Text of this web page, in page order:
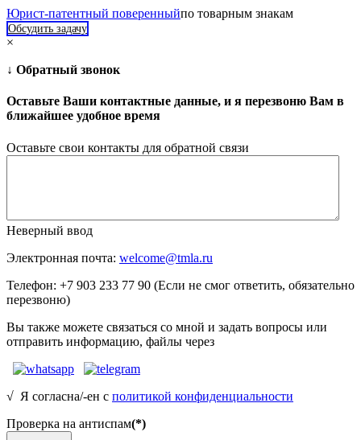
Юрист-патентный поверенныйпо товарным знакам
Обсудить задачу
×
↓ Обратный звонок
Оставьте Ваши контактные данные, и я перезвоню Вам в
ближайшее удобное время
Оставьте свои контакты для обратной связи
Неверный ввод
Электронная почта: welcome@tmla.ru
Телефон: +7 903 233 77 90 (Если не смог ответить, обязательно
перезвоню)
Вы также можете связаться со мной и задать вопросы или
отправить информацию, файлы через
√ Я согласна/-ен с политикой конфиденциальности
Проверка на антиспам(*)